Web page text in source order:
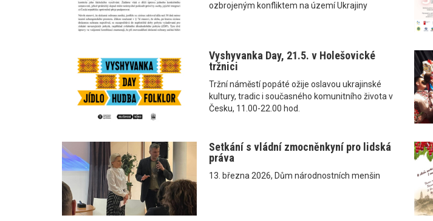
ozbrojeným konfliktem na území Ukrajiny
Vyshyvanka Day, 21.5. v Holešovické
tržnici
Tržní náměstí popáté ožije oslavou ukrajinské
kultury, tradic i současného komunitního života v
Česku, 11.00-22.00 hod.
Setkání s vládní zmocněnkyní pro lidská
práva
13. března 2026, Dům národnostních menšin